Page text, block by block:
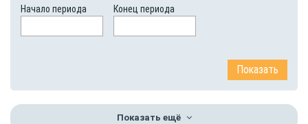
Начало периода Конец периода
Показать ещё